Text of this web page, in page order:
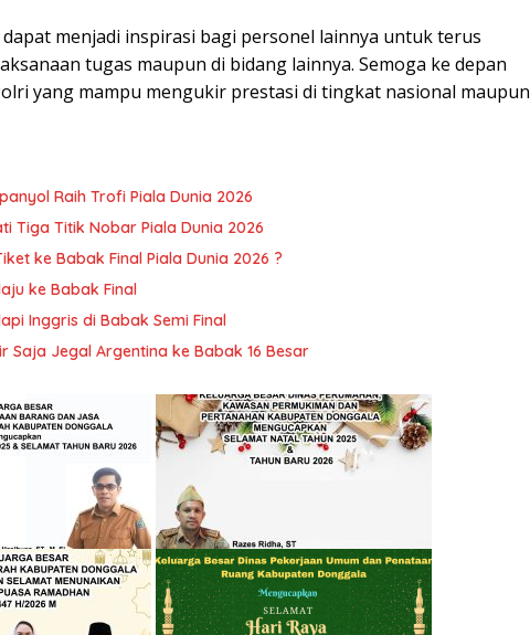
menjadi inspirasi bagi personel lainnya untuk terus
tugas maupun di bidang lainnya. Semoga ke depan
yang mampu mengukir prestasi di tingkat nasional maupun
Raih Trofi Piala Dunia 2026
Tiga Titik Nobar Piala Dunia 2026
ke Babak Final Piala Dunia 2026 ?
ke Babak Final
Inggris di Babak Semi Final
Saja Jegal Argentina ke Babak 16 Besar